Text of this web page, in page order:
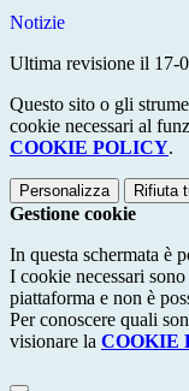
Notizie
Ultima revisione il 17-
Questo sito o gli
cookie necessari al
COOKIE POLICY.
Personalizza Rifiuta
Gestione cookie
In questa schermata è
I cookie necessari
piattaforma e non è
Per conoscere quali
visionare la COOKIE